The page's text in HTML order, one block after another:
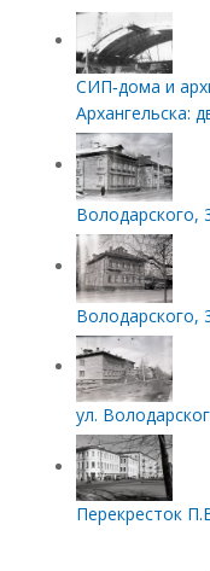
СИП‑дома и
Архангельска:
Володарского,
Володарского,
ул.
Перекресток